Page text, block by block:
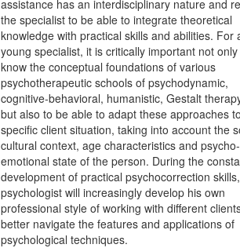
assistance has an interdisciplinary nature and
the specialist to be able to integrate theoretical
knowledge with practical skills and abilities. For
young specialist, it is critically important not
know the conceptual foundations of various
psychotherapeutic schools of psychodynamic,
cognitive-behavioral, humanistic, Gestalt
but also to be able to adapt these approaches
specific client situation, taking into account the
cultural context, age characteristics and psycho-
emotional state of the person. During the
development of practical psychocorrection
psychologist will increasingly develop his own
professional style of working with different
better navigate the features and applications of
psychological techniques.